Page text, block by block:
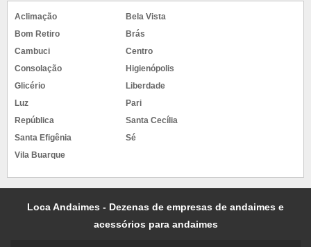
Aclimação
Bela Vista
Bom Retiro
Brás
Cambuci
Centro
Consolação
Higienópolis
Glicério
Liberdade
Luz
Pari
República
Santa Cecília
Santa Efigênia
Sé
Vila Buarque
Loca Andaimes - Dezenas de empresas de andaimes e
acessórios para andaimes